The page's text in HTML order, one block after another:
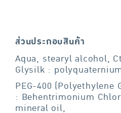
ส่วนประกอบสินค้า
Aqua, stearyl alcohol,
Glysilk :
PEG-400 (Polyethylene
: Behentrimonium
mineral oil,